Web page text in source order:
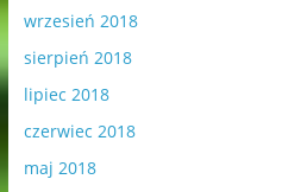
wrzesień 2018
sierpień 2018
lipiec 2018
czerwiec 2018
maj 2018